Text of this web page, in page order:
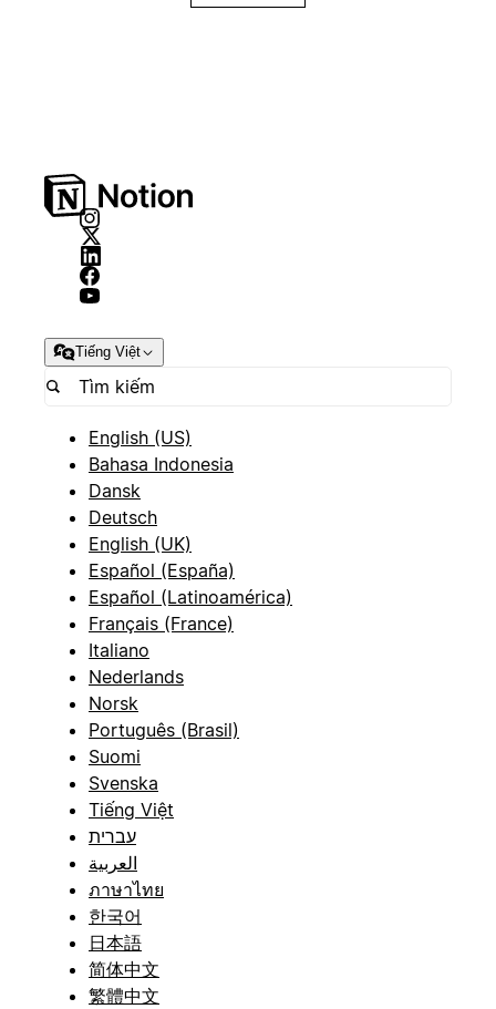
Tiếng Việt
English (US)
Bahasa Indonesia
Dansk
Deutsch
English (UK)
Español (España)
Español (Latinoamérica)
Français (France)
Italiano
Nederlands
Norsk
Português (Brasil)
Suomi
Svenska
Tiếng Việt
עברית
العربية
ภาษาไทย
한국어
日本語
简体中文
繁體中文